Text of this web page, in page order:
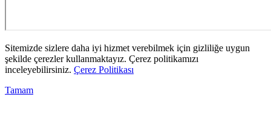
Sitemizde sizlere daha iyi hizmet verebilmek için gizliliğe uygun
şekilde çerezler kullanmaktayız. Çerez politikamızı
inceleyebilirsiniz. Çerez Politikası
Tamam